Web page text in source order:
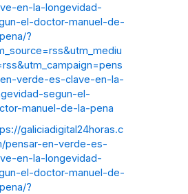
en-la-longevidad-
el-doctor-manuel-de-
?
verde-es-clave-en-la-
segun-el-
manuel-de-la-pena
galiciadigital24horas.c
pensar-en-verde-es-
en-la-longevidad-
el-doctor-manuel-de-
?